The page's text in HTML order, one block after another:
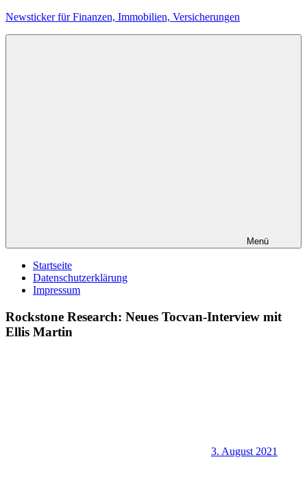
Zum
Newsticker für Finanzen, Immobilien, Versicherungen
Menü
Startseite
Datenschutzerklärung
Impressum
Rockstone Research: Neues Tocvan-Interview mit
Ellis Martin
3. August 2021